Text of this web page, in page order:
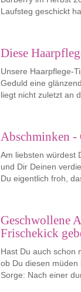
Laufsteg geschickt
Diese
Unsere Haarpflege-
Geduld eine
liegt nicht zuletzt an
Abschminken -
Am liebsten würdest
und Dir Deinen
Du eigentlich froh,
Geschwollene
Frischekick
Hast Du auch schon
ob Du diesen
Sorge: Nach einer